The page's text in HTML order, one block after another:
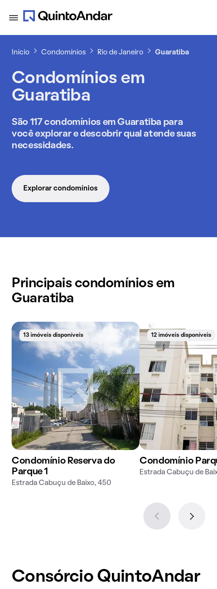
Início Condomínios Rio de Janeiro Guaratiba
Condomínios em
Guaratiba
São 117 condomínios em Guaratiba para
você explorar e descobrir qual atende suas
necessidades.
Explorar condomínios
Principais condomínios em
Guaratiba
13 imóveis disponíveis
Condomínio Reserva do
Parque 1
Estrada Cabuçu de Baixo, 450
12 imóveis disponíveis
Condomínio
Estrada Cabuçu de
Consórcio QuintoAndar